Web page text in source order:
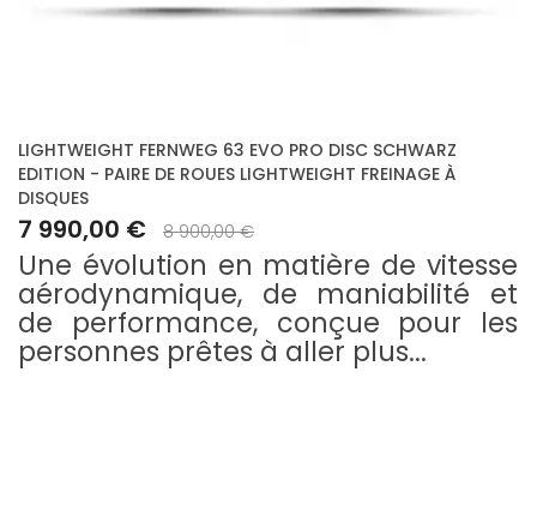
LIGHTWEIGHT FERNWEG 63 EVO PRO DISC SCHWARZ
EDITION - PAIRE DE ROUES LIGHTWEIGHT FREINAGE À
DISQUES
7 990,00 € 8 900,00 €
Une évolution en matière de vitesse
aérodynamique, de maniabilité et
de performance, conçue pour les
personnes prêtes à aller plus...